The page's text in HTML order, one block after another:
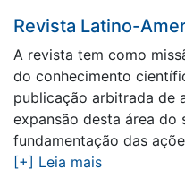
Revista Latino-
A revista tem como
do conhecimento
publicação arbitrada de
expansão desta área do
fundamentação das
[+] Leia mais